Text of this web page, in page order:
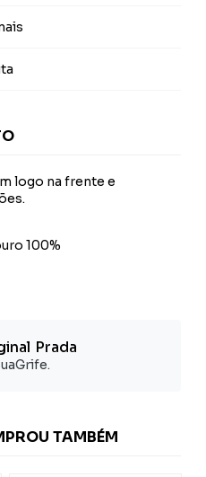
logo na frente e
100%
Prada
TAMBÉM